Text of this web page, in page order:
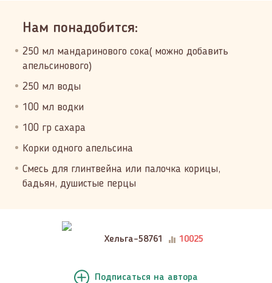
Нам понадобится:
250 мл мандаринового сока( можно добавить
апельсинового)
250 мл воды
100 мл водки
100 гр сахара
Корки одного апельсина
Смесь для глинтвейна или палочка корицы,
бадьян, душистые перцы
Хельга-58761 10025
Подписаться на автора